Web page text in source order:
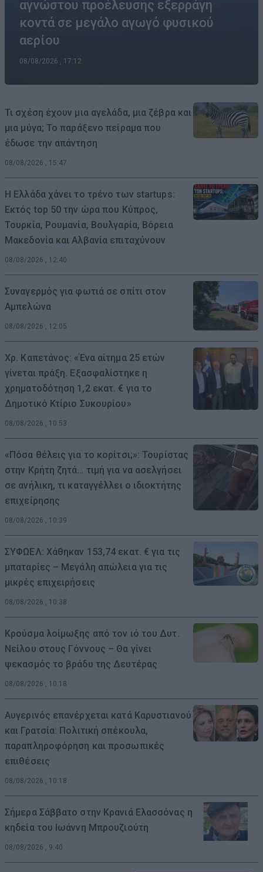
αγνώστου προέλευσης εξερράγη
κοντά σε μεγάλο αγωγό φυσικού
αερίου
08/08/2026 , 17:12
Τι σχέση έχουν μια αγελάδα, μια ζέβρα και
μια μύγα; Το παράξενο πείραμα που
έδωσε την απάντηση
08/08/2026 , 15:47
Η Ελλάδα χάνει το τρένο των startups:
Εκτός top 50 την ώρα που Κύπρος,
Τουρκία, Ρουμανία, Βουλγαρία, Βόρεια
Μακεδονία και Αλβανία επιταχύνουν
08/08/2026 , 12:40
Συναγερμός για φωτιά σε σπίτι στον
Αμπελώνα
08/08/2026 , 12:05
Χρ. Καπετάνος: «Ένα αίτημα 25 ετών
γίνεται πράξη. Εξασφαλίστηκε η
χρηματοδότηση 1,2 εκατ. € για το
Δημοτικό Κτίριο Συκουρίου»
08/08/2026 , 10:53
«Πόσα θέλεις για το κορίτσι;»: Τουρίστας
στην Κρήτη ζητά… τιμή για να ασελγήσει
σε ανήλικη, τι καταγγέλλει ο ιδιοκτήτης
επιχείρησης
08/08/2026 , 10:39
ΣΥΦΩΕΛ: Χάθηκαν 153,74 εκατ. € για τις
μπαταρίες – Μεγάλη απώλεια για τις
μικρές επιχειρήσεις
08/08/2026 , 10:38
Κρούσμα λοίμωξης από τον ιό του Δυτ.
Νείλου στους Γόννους – Θα γίνει
ψεκασμός το βράδυ της Δευτέρας
08/08/2026 , 10:18
Αυγερινός επανέρχεται κατά Καρυστιανού
και Γρατσία: Πολιτική σπέκουλα,
παραπληροφόρηση και προσωπικές
επιθέσεις
08/08/2026 , 10:18
Σήμερα Σάββατο στην Κρανιά Ελασσόνας η
κηδεία του Ιωάννη Μπρουζιούτη
08/08/2026 , 9:40